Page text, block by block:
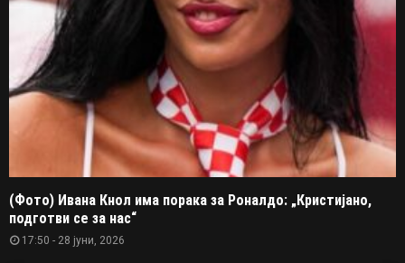
(Фото) Ивана Кнол има порака за Роналдо: „Кристијано,
подготви се за нас“
17:50 - 28 јуни, 2026